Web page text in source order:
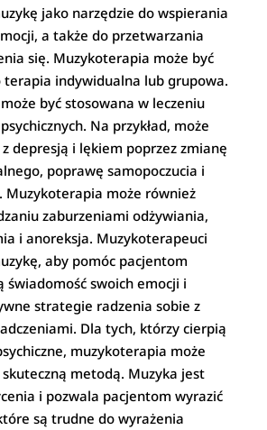
jako narzędzie do wspierania
a także do przetwarzania
się. Muzykoterapia może być
terapia indywidualna lub grupowa.
być stosowana w leczeniu
Na przykład, może
depresją i lękiem poprzez zmianę
poprawę samopoczucia i
Muzykoterapia może również
zaburzeniami odżywiania,
i anoreksja. Muzykoterapeuci
aby pomóc pacjentom
świadomość swoich emocji i
strategie radzenia sobie z
Dla tych, którzy cierpią
muzykoterapia może
skuteczną metodą. Muzyka jest
i pozwala pacjentom wyrazić
są trudne do wyrażenia